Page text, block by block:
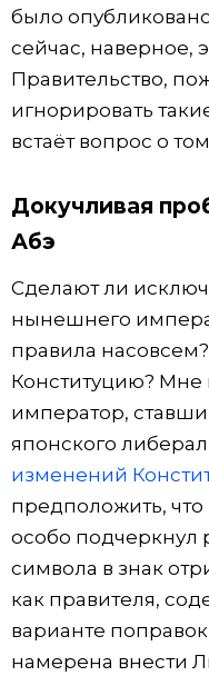
было
сейчас, наверное,
Правительство,
игнорировать
встаёт вопрос о
Докучливая
Абэ
Сделают ли
нынешнего
правила
Конституцию? Мне
император,
японского
изменений
предположить,
особо подчеркнул
символа в знак
как правителя,
варианте
намерена внести